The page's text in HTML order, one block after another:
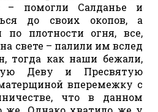
– помогли Салданье и
до своих окопов, а
плотности огня, все,
свете – палили им вслед
тогда как наши бежали,
Деву и Пресвятую
вперемежку с
что в данном